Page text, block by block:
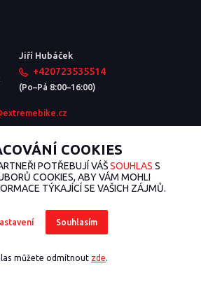
Jiří Hubáček
+420723535514
(Po–Pá 8:00–16:00)
na
Eshop-rychle.cz
COOKIES
POTŘEBUJÍ VÁŠSOUHLAS S
COOKIES, ABY VÁM MOHLI
TÝKAJÍCÍ SE VAŠICH ZÁJMŮ.
Souhlasím
můžete odmítnout zde.